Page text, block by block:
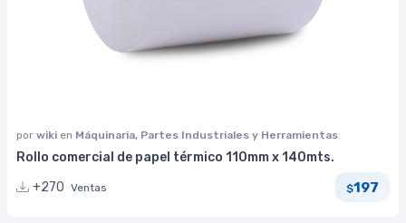
por wiki en Máquinaria, Partes Industriales y Herramientas
Rollo comercial de papel térmico 110mm x 140mts.
+270 Ventas $197